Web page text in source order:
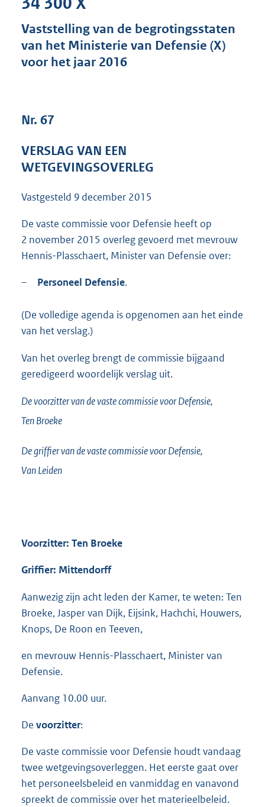
s
g
Vaststelling van de begrotingsstaten
van het Ministerie van Defensie (X)
voor het jaar 2016
Nr. 67
VERSLAG VAN EEN
WETGEVINGSOVERLEG
Vastgesteld 9 december 2015
De vaste commissie voor Defensie heeft op
2 november 2015 overleg gevoerd met mevrouw
Hennis-Plasschaert, Minister van Defensie over:
– Personeel Defensie.
(De volledige agenda is opgenomen aan het einde
van het verslag.)
Van het overleg brengt de commissie bijgaand
geredigeerd woordelijk verslag uit.
De voorzitter van de vaste commissie voor Defensie,
Ten Broeke
De griffier van de vaste commissie voor Defensie,
Van Leiden
Voorzitter: Ten Broeke
Griffier: Mittendorff
Aanwezig zijn acht leden der Kamer, te weten: Ten
Broeke, Jasper van Dijk, Eijsink, Hachchi, Houwers,
Knops, De Roon en Teeven,
en mevrouw Hennis-Plasschaert, Minister van
Defensie.
Aanvang 10.00 uur.
De voorzitter:
De vaste commissie voor Defensie houdt vandaag
twee wetgevingsoverleggen. Het eerste gaat over
het personeelsbeleid en vanmiddag en vanavond
spreekt de commissie over het materieelbeleid.